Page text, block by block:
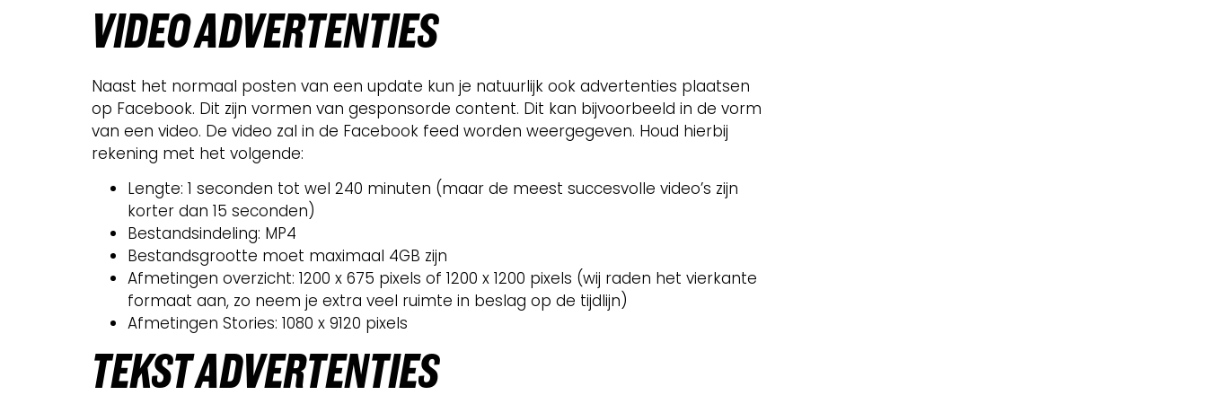
VIDEO ADVERTENTIES
Naast het normaal posten van een update kun je natuurlijk ook advertenties plaatsen
op Facebook. Dit zijn vormen van gesponsorde content. Dit kan bijvoorbeeld in de vorm
van een video. De video zal in de Facebook feed worden weergegeven. Houd hierbij
rekening met het volgende:
Lengte: 1 seconden tot wel 240 minuten (maar de meest succesvolle video’s zijn
korter dan 15 seconden)
Bestandsindeling: MP4
Bestandsgrootte moet maximaal 4GB zijn
Afmetingen overzicht: 1200 x 675 pixels of 1200 x 1200 pixels (wij raden het vierkante
formaat aan, zo neem je extra veel ruimte in beslag op de tijdlijn)
Afmetingen Stories: 1080 x 9120 pixels
TEKST ADVERTENTIES